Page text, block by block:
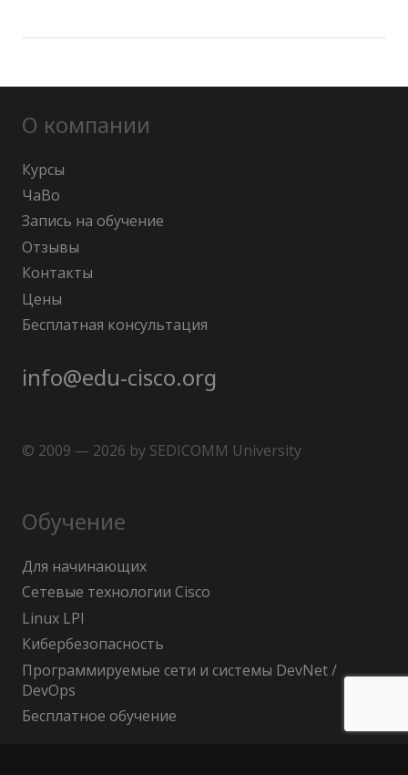
О компании
Курсы
ЧаВо
Запись на обучение
Отзывы
Контакты
Цены
Бесплатная консультация
info@edu-cisco.org
© 2009 — 2026 by SEDICOMM University
Обучение
Для начинающих
Сетевые технологии Cisco
Linux LPI
Кибербезопасность
Программируемые сети и системы DevNet /
DevOps
Бесплатное обучение